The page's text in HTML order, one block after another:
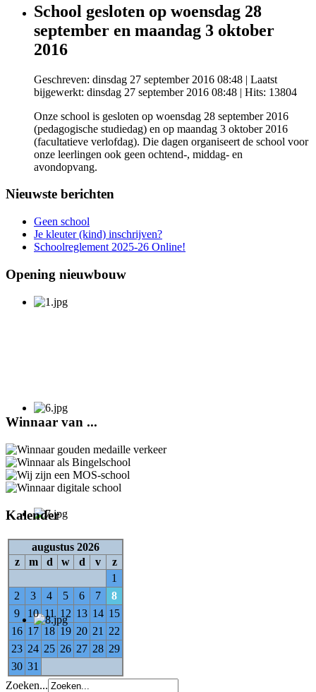
School gesloten op woensdag 28
september en maandag 3 oktober
2016
Geschreven: dinsdag 27 september 2016 08:48 | Laatst
bijgewerkt: dinsdag 27 september 2016 08:48 | Hits: 13804
Onze school is gesloten op woensdag 28 september 2016
(pedagogische studiedag) en op maandag 3 oktober 2016
(facultatieve verlofdag). Die dagen organiseert de school voor
onze leerlingen ook geen ochtend-, middag- en
avondopvang.
Nieuwste berichten
Geen school
Je kleuter (kind) inschrijven?
Schoolreglement 2025-26 Online!
Opening nieuwbouw
Winnaar van ...
Kalender
augustus 2026
z
m d w d v
z
1
2
3 4 5 6 7
8
9
10 11 12 13 14 15
16 17 18 19 20 21
22
23 24 25 26 27 28 29
30 31
Zoeken...